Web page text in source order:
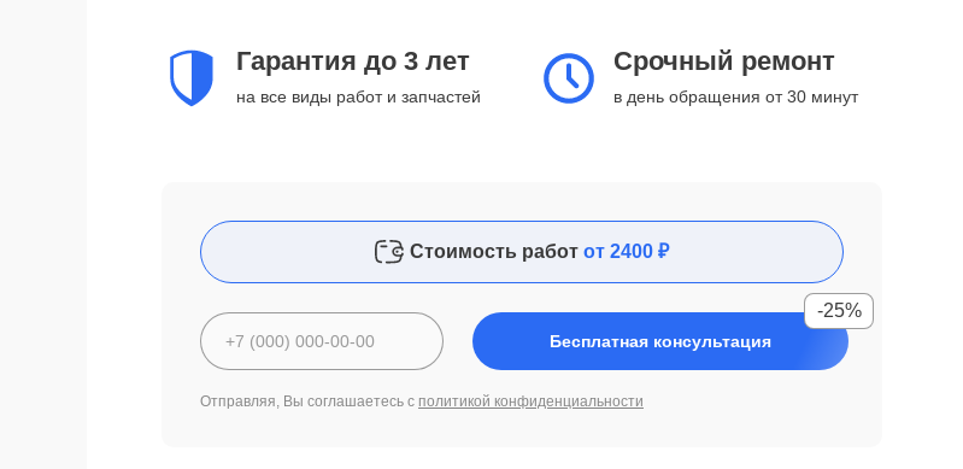
Гарантия до 3 лет
на все виды работ и запчастей
Срочный ремонт
в день обращения от 30 минут
Стоимость работ от 2400 ₽
Бесплатная консультация
-25%
Отправляя, Вы соглашаетесь с политикой конфиденциальности